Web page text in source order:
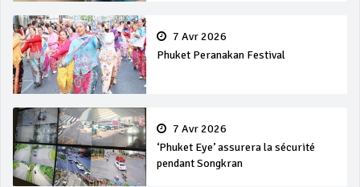
7 Avr 2026
Phuket Peranakan Festival
7 Avr 2026
‘Phuket Eye’ assurera la sécurité
pendant Songkran